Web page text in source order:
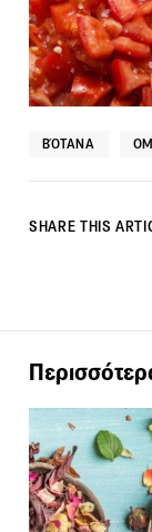
ΒΌΤΑΝΑ
SHARE THIS